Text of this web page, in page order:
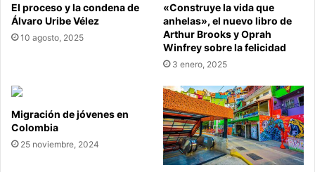
El proceso y la condena de
Álvaro Uribe Vélez
10 agosto, 2025
«Construye la vida que
anhelas», el nuevo libro de
Arthur Brooks y Oprah
Winfrey sobre la felicidad
3 enero, 2025
Migración de jóvenes en
Colombia
25 noviembre, 2024